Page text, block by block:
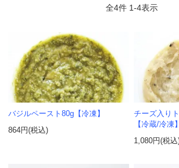
全4件 1-4表示
バジルペースト80g【冷凍】
864円(税込)
チーズ入り
【冷蔵/冷凍】
1,080円(税込